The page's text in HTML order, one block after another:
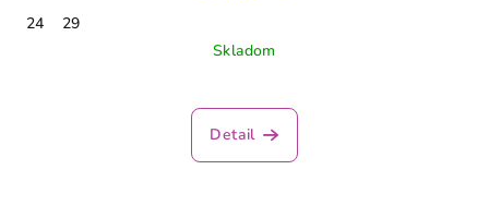
24
29
Skladom
Detail